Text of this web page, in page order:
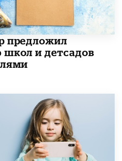
предложил
и детсадов